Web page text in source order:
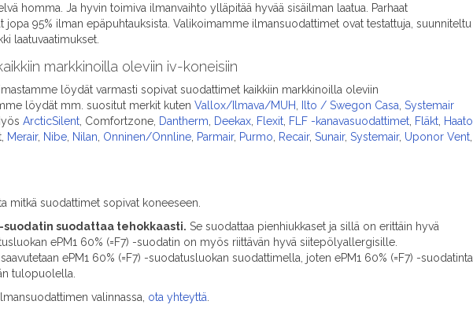
homma. Ja hyvin toimiva ilmanvaihto ylläpitää hyvää sisäilman laatua. Parhaat
95% ilman epäpuhtauksista. Valikoimamme ilmansuodattimet ovat testattuja, suunniteltu
laatuvaatimukset.
markkinoilla oleviin iv-koneisiin
löydät varmasti sopivat suodattimet kaikkiin markkinoilla oleviin
löydät mm. suositut merkit kuten Vallox/Ilmava/MUH Ilto / Swegon Casa Systemair
ArcticSilent, Comfortzone, Dantherm Deekax, Flexit, FLF -kanavasuodattimet, Fläkt, Haato
Merair, Nibe, Nilan Onninen/Onnline, Parmair, Purmo Recair, Sunair, Systemair, Uponor Vent,
mitkä suodattimet sopivat koneeseen.
suodatin suodattaa tehokkaasti. Se suodattaa pienhiukkaset ja sillä on erittäin hyvä
ePM1 60% (=F7) -suodatin on myös riittävän hyvä siitepölyallergisille.
ePM1 60% (=F7) -suodatusluokan suodattimella, joten ePM1 60% (=F7) -suodatinta
tulopuolella.
valinnassa, ota yhteyttä